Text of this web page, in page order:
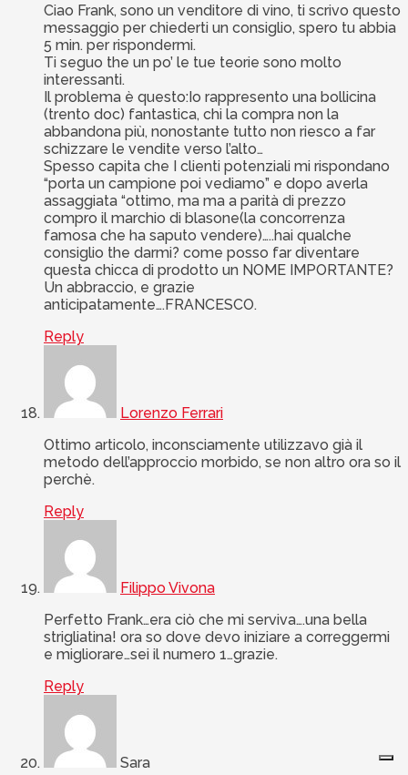
Ciao Frank, sono un venditore di vino, ti scrivo questo
messaggio per chiederti un consiglio, spero tu abbia
5 min. per rispondermi.
Ti seguo the un po’ le tue teorie sono molto
interessanti.
Il problema è questo:Io rappresento una bollicina
(trento doc) fantastica, chi la compra non la
abbandona più, nonostante tutto non riesco a far
schizzare le vendite verso l’alto…
Spesso capita che I clienti potenziali mi rispondano
“porta un campione poi vediamo” e dopo averla
assaggiata “ottimo, ma ma a parità di prezzo
compro il marchio di blasone(la concorrenza
famosa che ha saputo vendere)…..hai qualche
consiglio the darmi? come posso far diventare
questa chicca di prodotto un NOME IMPORTANTE?
Un abbraccio, e grazie
anticipatamente….FRANCESCO.
Reply
Lorenzo Ferrari
Ottimo articolo, inconsciamente utilizzavo già il
metodo dell’approccio morbido, se non altro ora so il
perchè.
Reply
Filippo Vivona
Perfetto Frank…era ciò che mi serviva….una bella
strigliatina! ora so dove devo iniziare a correggermi
e migliorare…sei il numero 1…grazie.
Reply
Sara